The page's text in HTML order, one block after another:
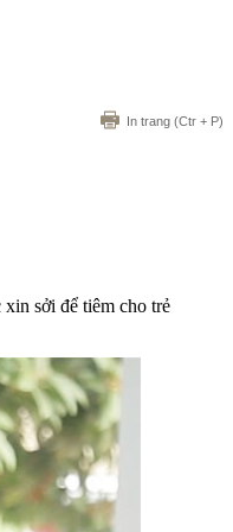
In trang (Ctr + P)
sởi để tiêm cho trẻ